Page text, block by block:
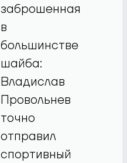
заброшенная
в
большинстве
шайба:
Владислав
Провольнев
точно
отправил
спортивный